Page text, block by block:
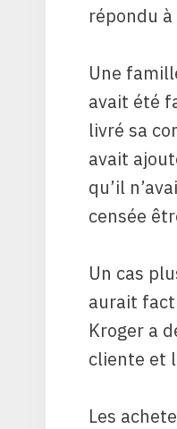
répondu
Une
avait été
livré sa
avait
qu’il
censée
Un cas
aurait
Kroger a
cliente et
Les